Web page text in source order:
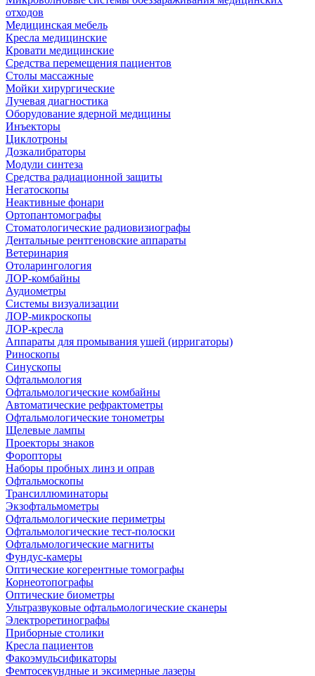
отходов
Медицинская мебель
Кресла медицинские
Кровати медицинские
Средства перемещения пациентов
Столы массажные
Мойки хирургические
Лучевая диагностика
Оборудование ядерной медицины
Инъекторы
Циклотроны
Дозкалибраторы
Модули синтеза
Средства радиационной защиты
Негатоскопы
Неактивные фонари
Ортопантомографы
Стоматологические радиовизиографы
Дентальные рентгеновские аппараты
Ветеринария
Отоларингология
ЛОР-комбайны
Аудиометры
Системы визуализации
ЛОР-микроскопы
ЛОР-кресла
Аппараты для промывания ушей (ирригаторы)
Риноскопы
Синускопы
Офтальмология
Офтальмологические комбайны
Автоматические рефрактометры
Офтальмологические тонометры
Щелевые лампы
Проекторы знаков
Форопторы
Наборы пробных линз и оправ
Офтальмоскопы
Трансиллюминаторы
Экзофтальмометры
Офтальмологические периметры
Офтальмологические тест-полоски
Офтальмологические магниты
Фундус-камеры
Оптические когерентные томографы
Корнеотопографы
Оптические биометры
Ультразвуковые офтальмологические сканеры
Электроретинографы
Приборные столики
Кресла пациентов
Факоэмульсификаторы
Фемтосекундные и эксимерные лазеры